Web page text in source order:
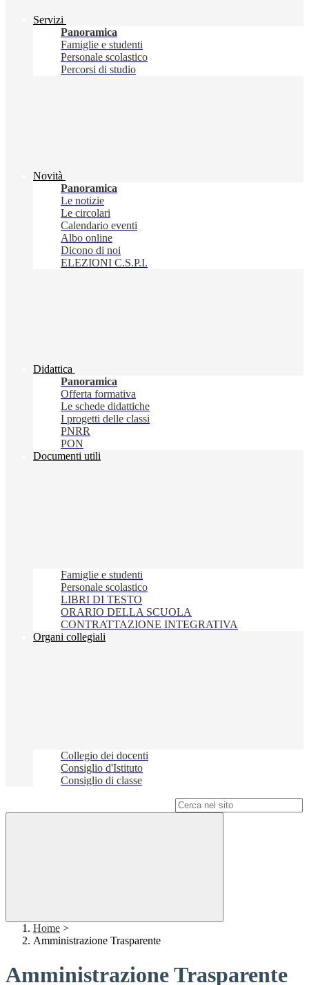
Servizi
Panoramica
Famiglie e studenti
Personale scolastico
Percorsi di studio
Novità
Panoramica
Le notizie
Le circolari
Calendario eventi
Albo online
Dicono di noi
ELEZIONI C.S.P.I.
Didattica
Panoramica
Offerta formativa
Le schede didattiche
I progetti delle classi
PNRR
PON
Documenti utili
Famiglie e studenti
Personale scolastico
LIBRI DI TESTO
ORARIO DELLA SCUOLA
CONTRATTAZIONE INTEGRATIVA
Organi collegiali
Collegio dei docenti
Consiglio d'Istituto
Consiglio di classe
Home >
Amministrazione Trasparente
Amministrazione Trasparente